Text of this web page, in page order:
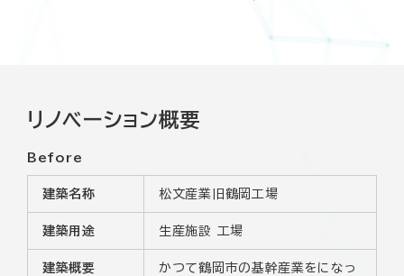
リノベーション概要
Before
建築名称 松文産業旧鶴岡工場
建築用途 生産施設 工場
建築概要
かつて鶴岡市の基幹産業をになっ